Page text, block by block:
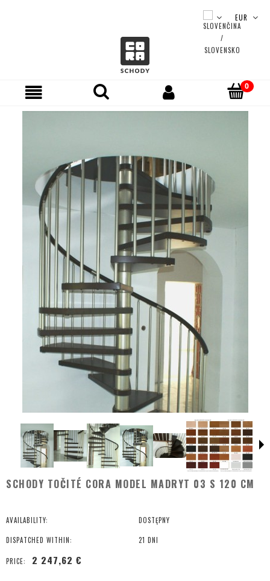
SCHODY TOČITÉ CORA MODEL MADRYT 03 S 120 CM
AVAILABILITY: DOSTĘPNY
DISPATCHED WITHIN: 21 DNI
PRICE: 2 247,62 €